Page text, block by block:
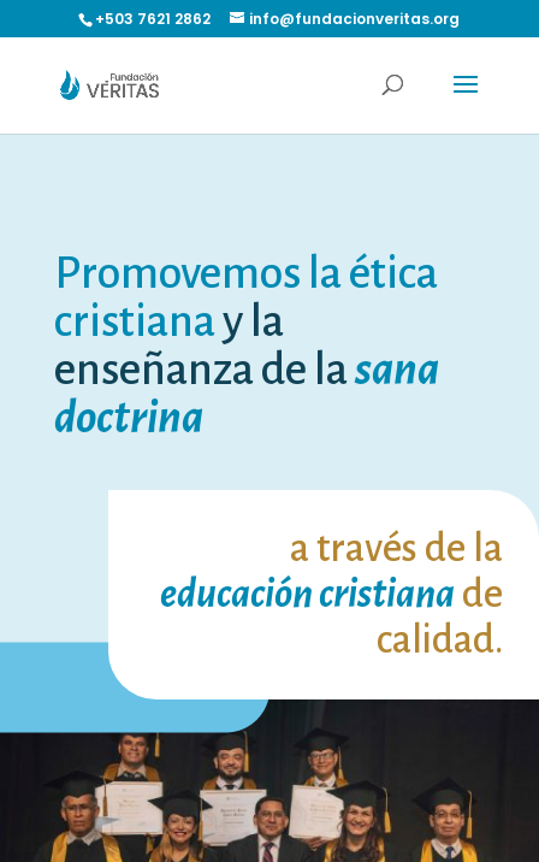
+503 7621 2862 info@fundacionveritas.org
Promovemos la ética
cristianay la
enseñanza de lasana
doctrina
a través de la
educación cristiana de
calidad.